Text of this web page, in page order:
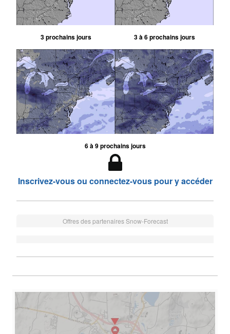
3 prochains jours 3 à 6 prochains jours
6 à 9 prochains jours
Inscrivez-vous ou connectez-vous pour y accéder
Offres des partenaires Snow-Forecast